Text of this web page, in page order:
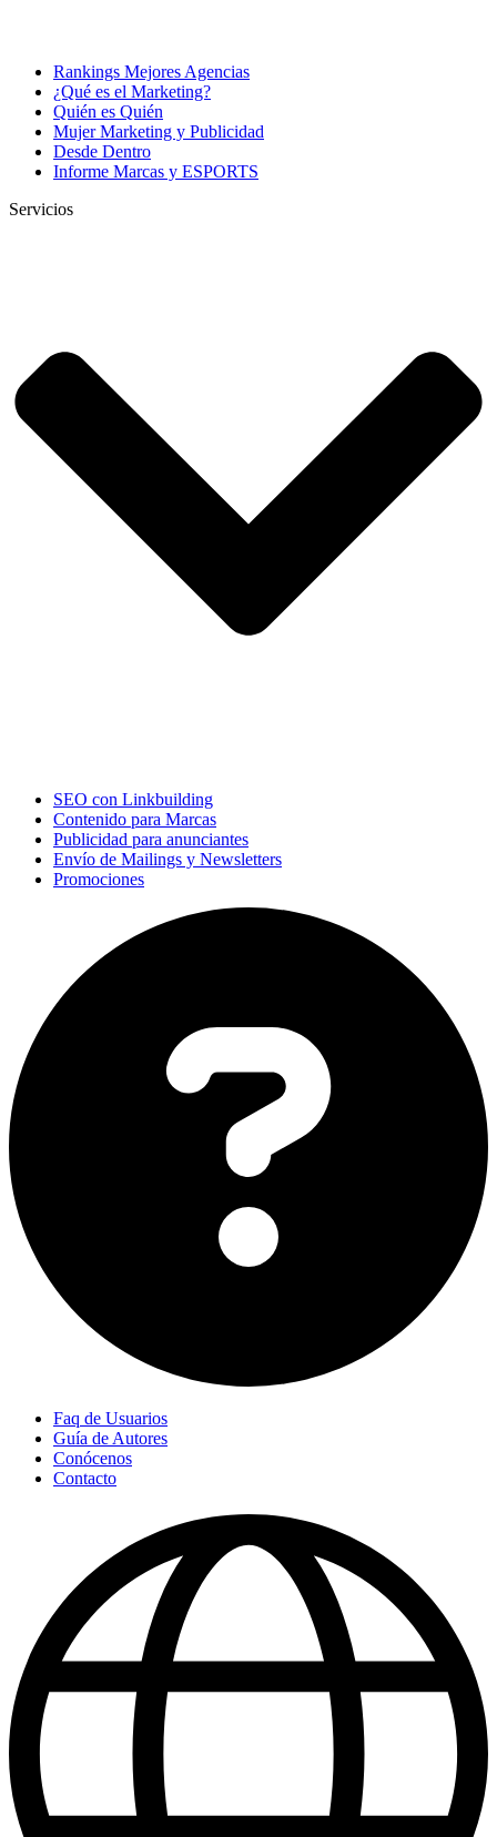
Rankings Mejores Agencias
¿Qué es el Marketing?
Quién es Quién
Mujer Marketing y Publicidad
Desde Dentro
Informe Marcas y ESPORTS
Servicios
SEO con Linkbuilding
Contenido para Marcas
Publicidad para anunciantes
Envío de Mailings y Newsletters
Promociones
Faq de Usuarios
Guía de Autores
Conócenos
Contacto